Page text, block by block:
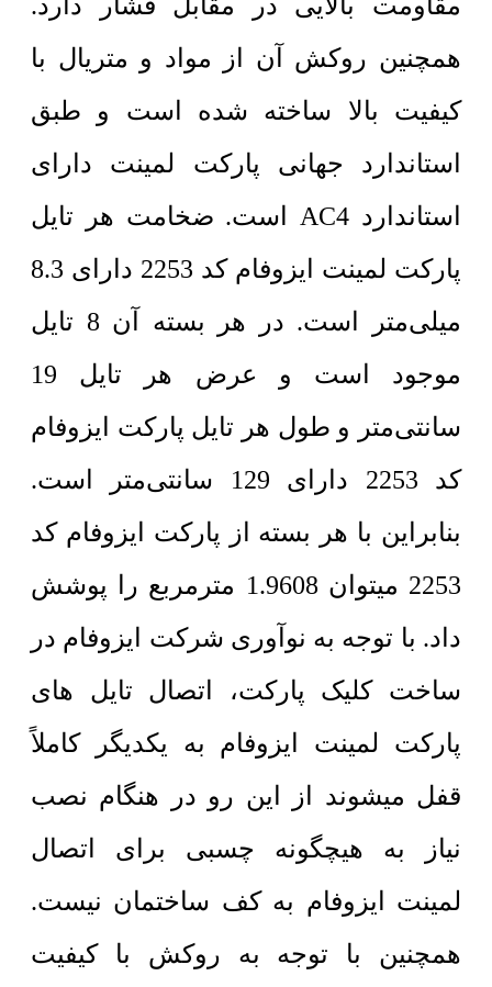
همچنین روکش آن از مواد و متریال با
کیفیت بالا ساخته شده است و طبق
استاندارد جهانی پارکت لمینت دارای
استاندارد AC4 است. ضخامت هر تایل
پارکت لمینت ایزوفام کد 2253 دارای 8.3
میلی‌متر است. در هر بسته آن 8 تایل
موجود است و عرض هر تایل 19
سانتی‌متر و طول هر تایل پارکت ایزوفام
کد 2253 دارای 129 سانتی‌متر است.
بنابراین با هر بسته از پارکت ایزوفام کد
2253 میتوان 1.9608 مترمربع را پوشش
داد. با توجه به نوآوری شرکت ایزوفام در
ساخت کلیک پارکت، اتصال تایل های
پارکت لمینت ایزوفام به یکدیگر کاملاً
قفل میشوند از این رو در هنگام نصب
نیاز به هیچگونه چسبی برای اتصال
لمینت ایزوفام به کف ساختمان نیست.
همچنین با توجه به روکش با کیفیت